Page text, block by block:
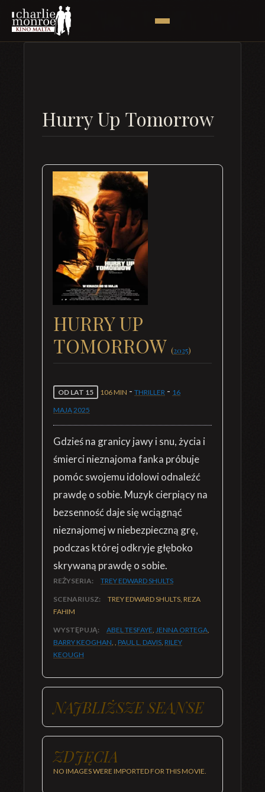
Hurry Up Tomorrow
HURRY UP
TOMORROW (2025)
OD LAT 15 106 MIN - THRILLER - 16
MAJA2025
Gdzieś na granicy jawy i snu, życia i
śmierci nieznajoma fanka próbuje
pomóc swojemu idolowi odnaleźć
prawdę o sobie. Muzyk cierpiący na
bezsenność daje się wciągnąć
nieznajomej w niebezpieczną grę,
podczas której odkryje głęboko
skrywaną prawdę o sobie.
REŻYSERIA: TREY EDWARD SHULTS
SCENARIUSZ:
TREY EDWARD SHULTS, REZA
FAHIM
WYSTĘPUJĄ: ABEL TESFAYE, JENNA ORTEGA,
BARRY KEOGHAN, , PAUL L. DAVIS, RILEY
KEOUGH
NAJBLIŻSZE SEANSE
ZDJĘCIA
NO IMAGES WERE IMPORTED FOR THIS MOVIE.